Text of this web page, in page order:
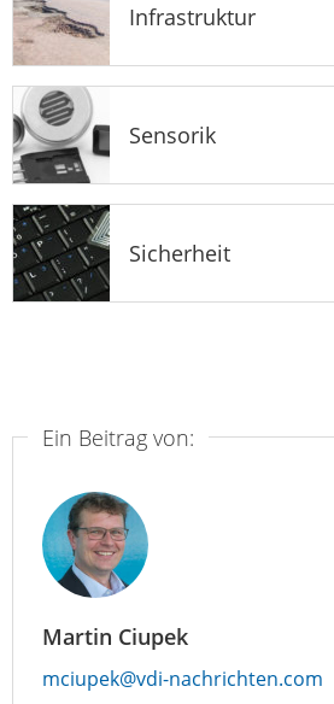
Infrastruktur
Sensorik
Sicherheit
Ein Beitrag von:
Martin Ciupek
mciupek@vdi-nachrichten.com